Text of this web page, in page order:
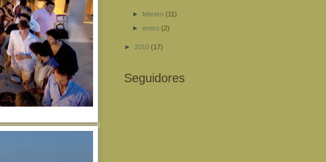
►febrero(11)
►enero(2)
► 2010 (17)
Seguidores